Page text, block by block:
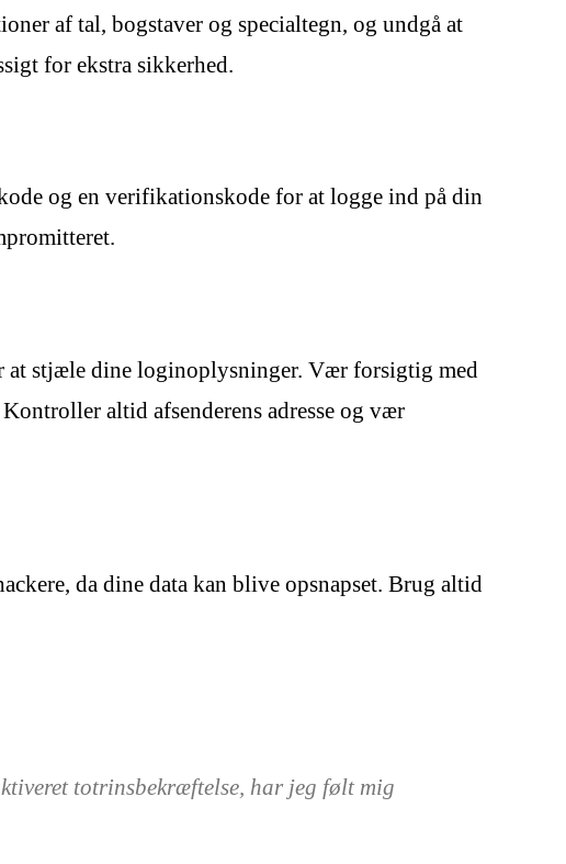
af tal, bogstaver og specialtegn, og undgå at
for ekstra sikkerhed.
og en verifikationskode for at logge ind på din
at stjæle dine loginoplysninger. Vær forsigtig med
altid afsenderens adresse og vær
da dine data kan blive opsnapset. Brug altid
totrinsbekræftelse, har jeg følt mig